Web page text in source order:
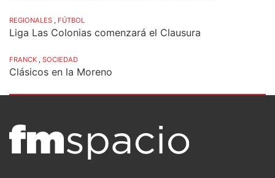
REGIONALES FÚTBOL
Liga Las Colonias comenzará el Clausura
FRANCK SOCIEDAD
Clásicos en la Moreno